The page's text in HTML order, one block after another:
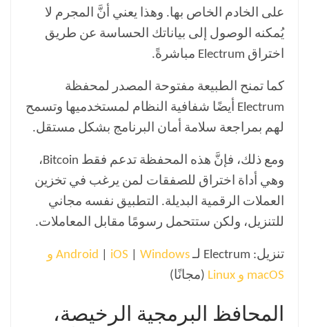
على الخادم الخاص بها. وهذا يعني أنَّ المجرم لا
يُمكنه الوصول إلى بياناتك الحساسة عن طريق
اختراق Electrum مباشرةً.
كما تمنح الطبيعة مفتوحة المصدر لمحفظة
Electrum أيضًا شفافية النظام لمستخدميها وتسمح
لهم بمراجعة سلامة أمان البرنامج بشكل مستقل.
ومع ذلك، فإنَّ هذه المحفظة تدعم فقط Bitcoin،
وهي أداة اختراق للصفقات لمن يرغب في تخزين
العملات الرقمية البديلة. التطبيق نفسه مجاني
للتنزيل، ولكن ستتحمل رسومًا مقابل المعاملات.
تنزيل: Electrum لـ Android iOS
Windows و
macOS و Linux
(مجانًا)
المحافظ البرمجية الرخيصة،